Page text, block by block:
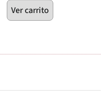
Ver carrito